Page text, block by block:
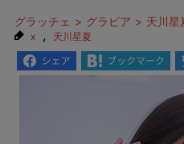
グラッチェ グラビア 天川星
x , 天川星夏